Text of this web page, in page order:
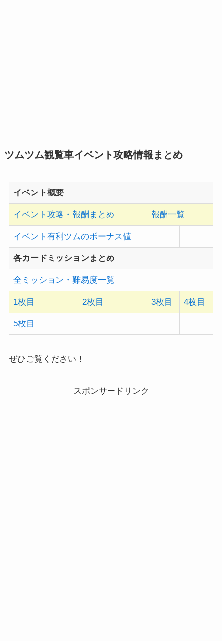
ツムツム観覧車イベント攻略情報まとめ
イベント概要
イベント攻略・報酬まとめ 報酬一覧
イベント有利ツムのボーナス値
各カードミッションまとめ
全ミッション・難易度一覧
1枚目 2枚目 3枚目 4枚目
5枚目
ぜひご覧ください！
スポンサードリンク